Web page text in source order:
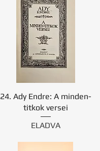
24. Ady Endre: A minden-
titkok versei
ELADVA